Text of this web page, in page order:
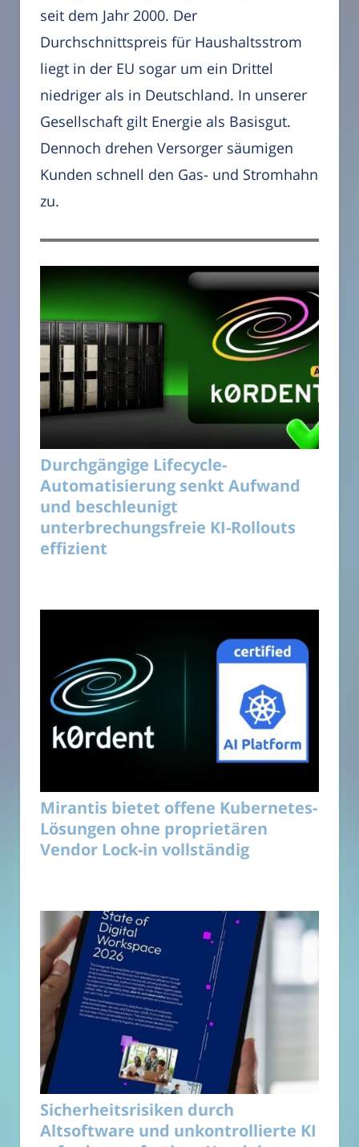
seit dem Jahr 2000. Der
Durchschnittspreis für Haushaltsstrom
liegt in der EU sogar um ein Drittel
niedriger als in Deutschland. In unserer
Gesellschaft gilt Energie als Basisgut.
Dennoch drehen Versorger säumigen
Kunden schnell den Gas- und Stromhahn
zu.
Durchgängige Lifecycle-
Automatisierung senkt Aufwand
und beschleunigt
unterbrechungsfreie KI-Rollouts
effizient
Mirantis bietet offene Kubernetes-
Lösungen ohne proprietären
Vendor Lock-in vollständig
Sicherheitsrisiken durch
Altsoftware und unkontrollierte KI